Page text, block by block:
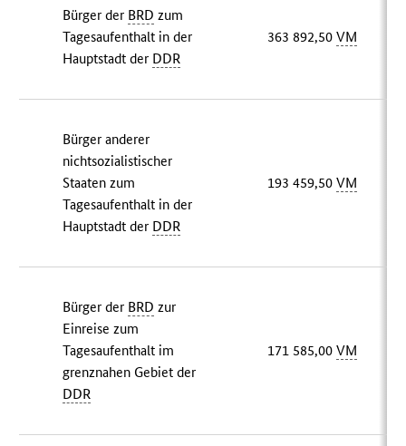
Bürger der BRD zum
Tagesaufenthalt in der
Hauptstadt der DDR
363 892,50VM
Bürger anderer
nichtsozialistischer
Staaten zum
Tagesaufenthalt in der
Hauptstadt der DDR
193 459,50VM
Bürger der BRD zur
Einreise zum
Tagesaufenthalt im
grenznahen Gebiet der
DDR
171 585,00VM